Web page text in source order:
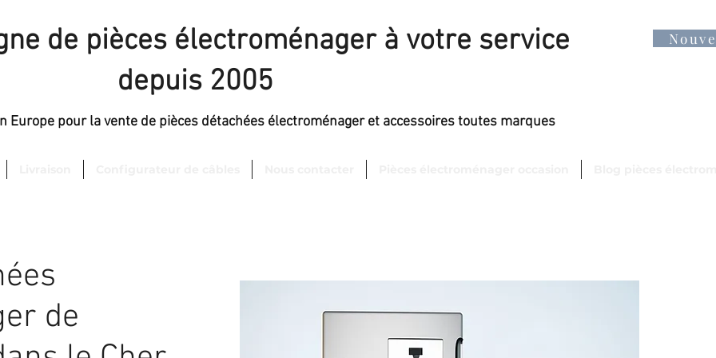
de pièces électroménager à votre service
depuis 2005
Europe pour la vente de pièces détachées électroménager et accessoires toutes marques
de